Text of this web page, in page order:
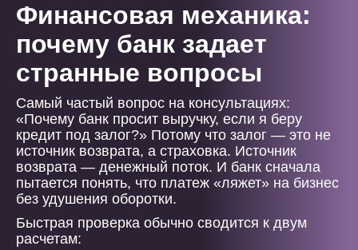
Финансовая механика:
почему банк задает
странные вопросы
Самый частый вопрос на консультациях:
«Почему банк просит выручку, если я беру
кредит под залог?» Потому что залог — это не
источник возврата, а страховка. Источник
возврата — денежный поток. И банк сначала
пытается понять, что платеж «ляжет» на бизнес
без удушения оборотки.
Быстрая проверка обычно сводится к двум
расчетам: